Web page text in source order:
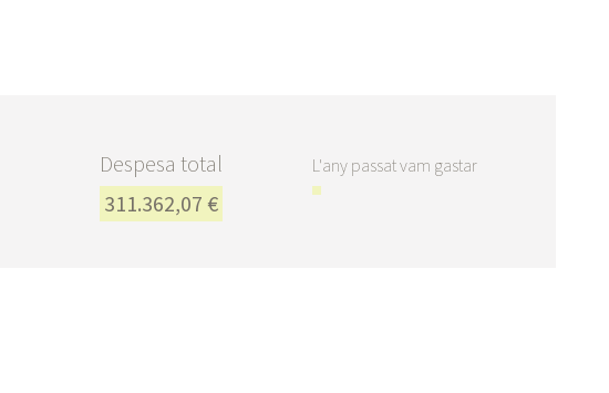
Despesa total
311.362,07 €
L'any passat vam gastar